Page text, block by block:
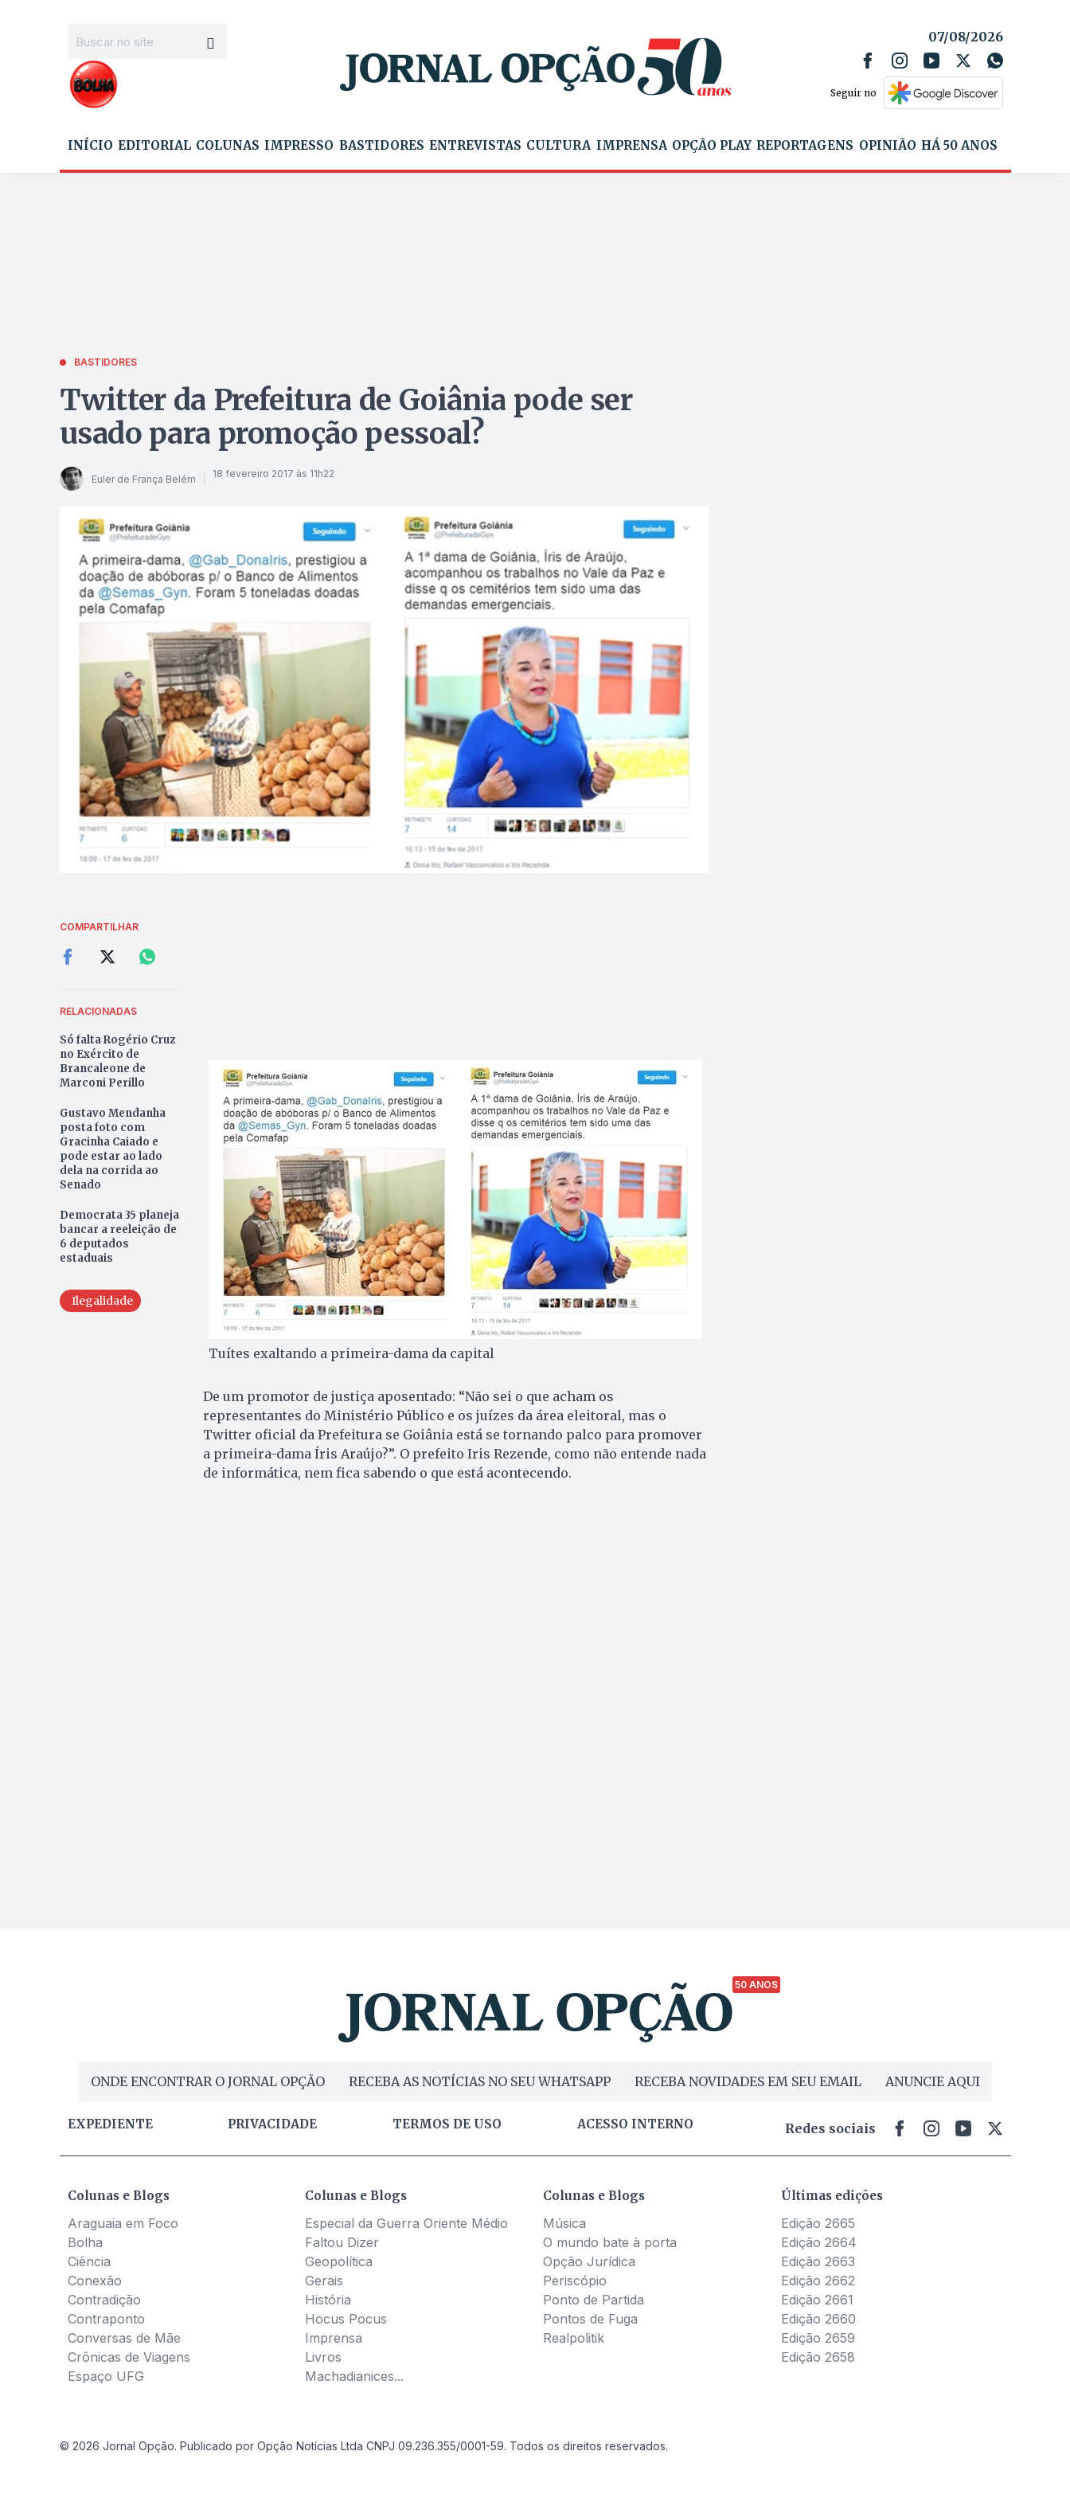
07/08/2026
Seguir no
INÍCIO EDITORIAL COLUNAS IMPRESSO BASTIDORES ENTREVISTAS CULTURA IMPRENSA OPÇÃO PLAY REPORTAGENS OPINIÃO HÁ 50 ANOS
BASTIDORES
Twitter da Prefeitura de Goiânia pode ser
usado para promoção pessoal?
Euler de França Belém 18 fevereiro 2017 às 11h22
COMPARTILHAR
RELACIONADAS
Só falta Rogério Cruz
no Exército de
Brancaleone de
Marconi Perillo
Gustavo Mendanha
posta foto com
Gracinha Caiado e
pode estar ao lado
dela na corrida ao
Senado
Democrata 35 planeja
bancar a reeleição de
6 deputados
estaduais
Ilegalidade
Tuítes exaltando a primeira-dama da capital
De um promotor de justiça aposentado: “Não sei o que acham os
representantes do Ministério Público e os juízes da área eleitoral, mas o
Twitter oficial da Prefeitura se Goiânia está se tornando palco para promover
a primeira-dama Íris Araújo?”. O prefeito Iris Rezende, como não entende nada
de informática, nem fica sabendo o que está acontecendo.
50 ANOS
ONDE ENCONTRAR O JORNAL OPÇÃO RECEBA AS NOTÍCIAS NO SEU WHATSAPP RECEBA NOVIDADES EM SEU EMAIL ANUNCIE AQUI
EXPEDIENTE PRIVACIDADE TERMOS DE USO ACESSO INTERNO Redes sociais
Colunas e Blogs
Araguaia em Foco
Bolha
Ciência
Conexão
Contradição
Contraponto
Conversas de Mãe
Crônicas de Viagens
Espaço UFG
Colunas e Blogs
Especial da Guerra Oriente Médio
Faltou Dizer
Geopolítica
Gerais
História
Hocus Pocus
Imprensa
Livros
Machadianices...
Colunas e Blogs
Música
O mundo bate à porta
Opção Jurídica
Periscópio
Ponto de Partida
Pontos de Fuga
Realpolitik
Últimas edições
Edição 2665
Edição 2664
Edição 2663
Edição 2662
Edição 2661
Edição 2660
Edição 2659
Edição 2658
© 2026 Jornal Opção. Publicado por Opção Notícias Ltda CNPJ 09.236.355/0001-59. Todos os direitos reservados.